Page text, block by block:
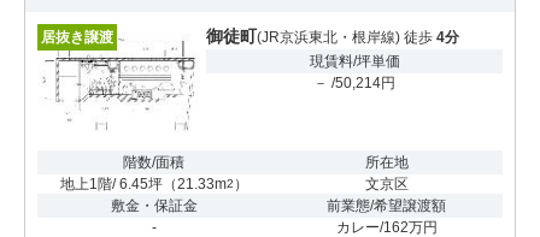
居抜き譲渡 御徒町(JR京浜東北・根岸線) 徒歩 4分
現賃料/坪単価
－ /50,214円
階数/面積
地上1階/ 6.45坪（21.33m2 ）
所在地
文京区
敷金・保証金
-
前業態/希望譲渡額
カレー/162万円